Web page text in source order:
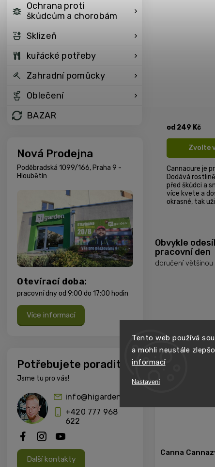
Tento web používá
a mohli neustále
informací
Nastavení
Ochrana proti
škůdcům a chorobám
Sklizeň
kuřácké potřeby
Zahradní pomůcky
Oblečení
BAZAR
Nová Prodejna
Poděbradská 1099/166, Praha 9 -
Hloubětín
Otevírací doba:
pracovní dny od 9:00 do 17:00 hodin
Více informací
Potřebujete poradit?
Jsme tu pro vás!
info@higarden.cz
+420 777 968
622
Další kontakty
od 249 Kč
Zvolte
Cannacure je
Dodává
před škůdci a
více kvete a
okrasné, tak
Obvykle
pracovní den
doručení
TIP
Canna